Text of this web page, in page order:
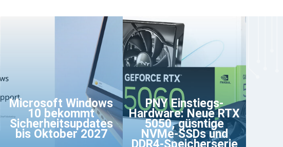
Microsoft Windows
10 bekommt
Sicherheitsupdates
bis Oktober 2027
PNY Einstiegs-
Hardware: Neue RTX
5050, güsntige
NVMe-SSDs und
DDR4-Speicherserie